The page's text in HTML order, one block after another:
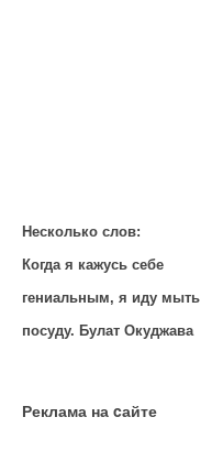
Несколько слов:
Когда я кажусь себе
гениальным, я иду мыть
посуду. Булат Окуджава
Реклама на cайте